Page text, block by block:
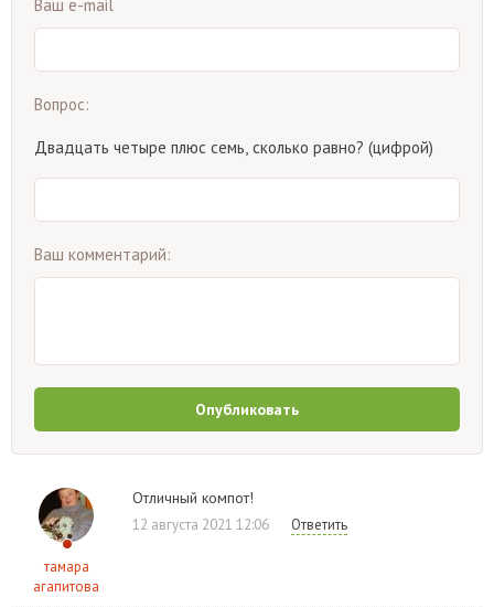
Ваш e-mail
Вопрос:
Двадцать четыре плюс семь, сколько равно? (цифрой)
Ваш комментарий:
Опубликовать
тамара
агапитова
Отличный компот!
12 августа 2021 12:06 Ответить